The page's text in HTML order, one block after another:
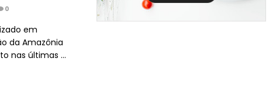
0
em
da Amazônia
nas últimas ...